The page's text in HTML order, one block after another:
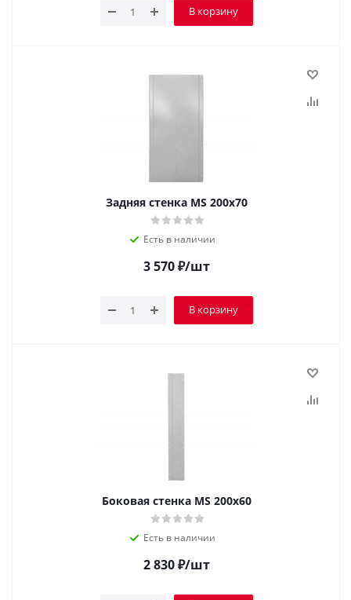
В корзину
Задняя стенка MS 200x70
Есть в наличии
3 570₽/шт
В корзину
Боковая стенка MS 200х60
Есть в наличии
2 830₽/шт